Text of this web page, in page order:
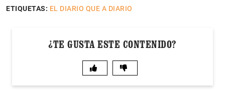
ETIQUETAS: EL DIARIO QUE A DIARIO
¿TE GUSTA ESTE CONTENIDO?